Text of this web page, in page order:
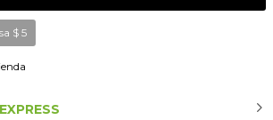
$ 5